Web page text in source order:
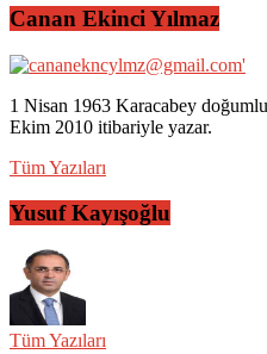
Canan Ekinci Yılmaz
1 Nisan 1963 Karacabey
Ekim 2010 itibariyle yazar.
Tüm Yazıları
Yusuf Kayışoğlu
Tüm Yazıları